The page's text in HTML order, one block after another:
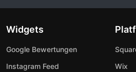
Widgets
Google Bewertungen
Instagram Feed
Wix